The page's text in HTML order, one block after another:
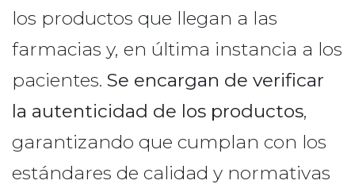
los productos que llegan a las
farmacias y, en última instancia a los
pacientes. Se encargan de verificar
la autenticidad de los productos,
garantizando que cumplan con los
estándares de calidad y normativas